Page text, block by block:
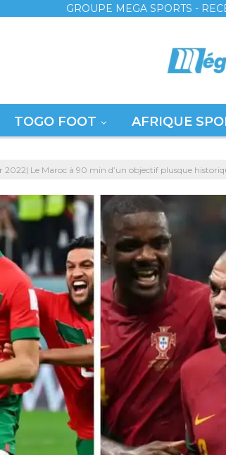
GROUPE MEGA SPORTS -
TOGO FOOT AFRIQUE
2022| Le Maroc à 90 min d’un objectif plusque